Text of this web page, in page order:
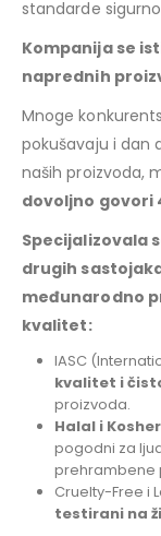
standarde
Kompanija se
naprednih
Mnoge
pokušavaju i dan
naših proizvoda,
dovoljno govori
Specijalizovala
drugih
međunarodno
kvalitet:
IASC
kvalitet i
proizvoda.
Halal i
pogodni za
prehrambene
Cruelty-Free i
testirani na